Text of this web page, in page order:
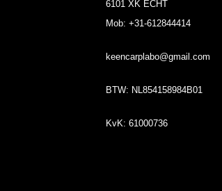
6101 XK ECHT
Mob: +31-612844414
keencarplabo@gmail.com
BTW: NL854158984B01
KvK: 61000736